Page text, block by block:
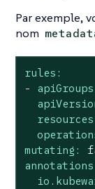
Par exemple,
nom
rules:
-
mutating: